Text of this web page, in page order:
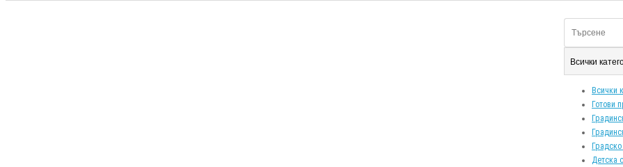
Всички
Всички
Готови
Детска